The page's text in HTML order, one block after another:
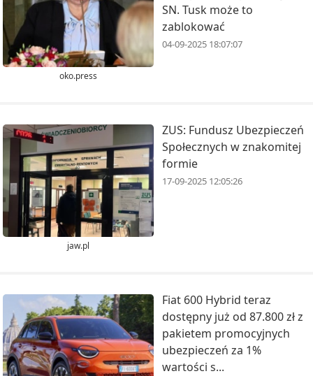
oko.press
SN. Tusk może to
zablokować
04-09-2025 18:07:07
jaw.pl
ZUS: Fundusz Ubezpieczeń
Społecznych w znakomitej
formie
17-09-2025 12:05:26
Fiat 600 Hybrid teraz
dostępny już od 87.800 zł z
pakietem promocyjnych
ubezpieczeń za 1%
wartości s...